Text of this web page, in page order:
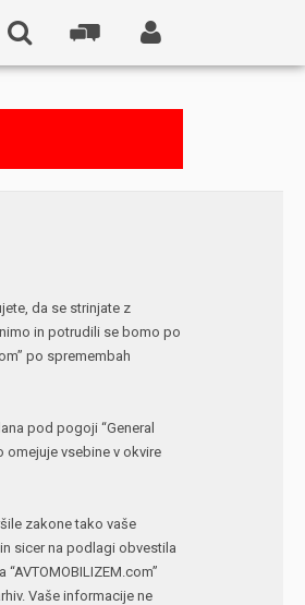
da se strinjate z
in potrudili se bomo po
po spremembah
pod pogoji “General
omejuje vsebine v okvire
zakone tako vaše
sicer na podlagi obvestila
Vaše informacije ne